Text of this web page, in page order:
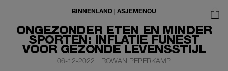
ONGEZONDER ETEN EN MINDER
SPORTEN: INFLATIE FUNEST
VOOR GEZONDE LEVENSSTIJL
BINNENLAND | ASJEMENOU
06-12-2022 | ROWAN PEPERKAMP